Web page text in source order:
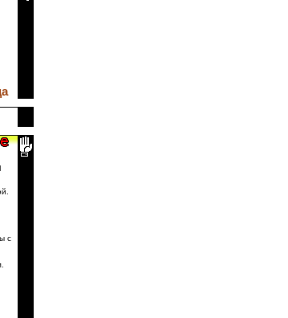
с